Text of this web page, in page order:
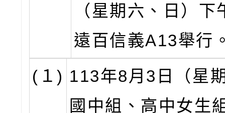
（星期六、日）下
遠百信義A13舉行
(１) 113年8月3日（星
國中組、高中女生